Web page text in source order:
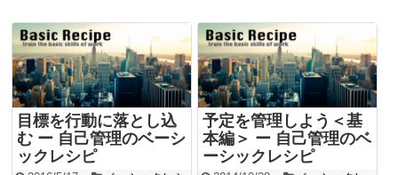
目標を行動に落とし込
む ー 自己管理のベーシ
ックレシピ
予定を管理しよう＜基
本編＞ ー 自己管理のベ
ーシックレシピ